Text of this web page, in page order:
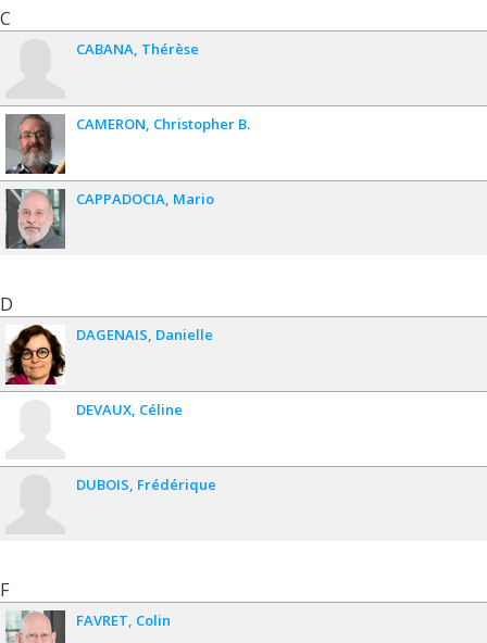
C
CABANA Thérèse
CAMERON Christopher B.
CAPPADOCIA Mario
D
DAGENAIS Danielle
DEVAUX Céline
DUBOIS Frédérique
F
FAVRET Colin